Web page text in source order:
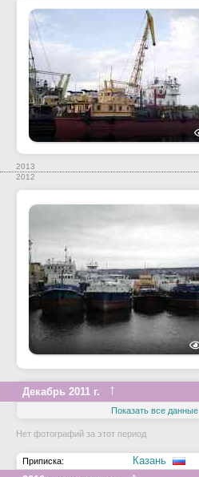
2013
2012
Декабрь 2011 г. ↑
Показать все данные
Нет фотографий за этот период
Приписка:
Казань